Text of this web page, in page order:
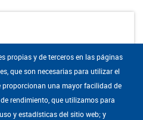
propias y de terceros en las páginas
que son necesarias para utilizar el
una mayor facilidad de
rendimiento, que utilizamos para
y estadísticas del sitio web; y